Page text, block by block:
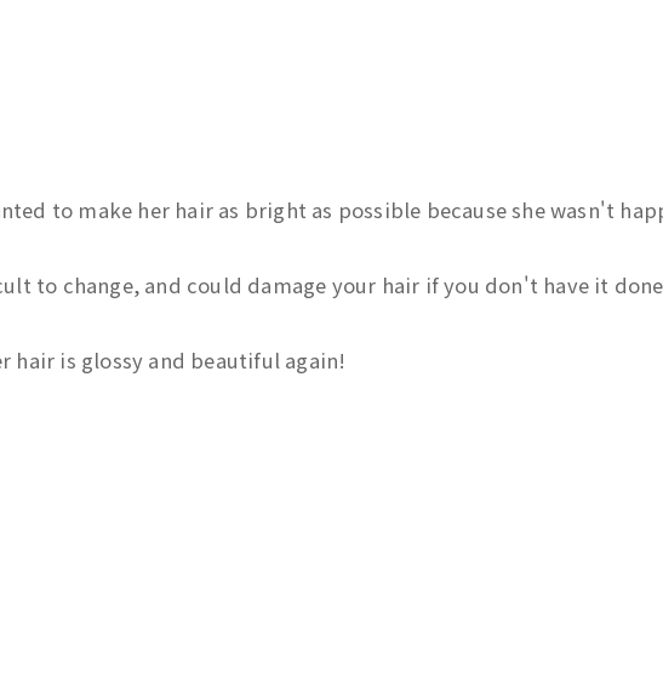
to make her hair as bright as possible because she wasn't
to change, and could damage your hair if you don't have it
hair is glossy and beautiful again!